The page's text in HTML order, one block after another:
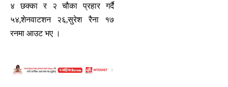
४ छक्का र २ चौका प्रहार गर्दै
५४,शेनवाटशन २६,सुरेश रैना १७
रनमा आउट भए ।